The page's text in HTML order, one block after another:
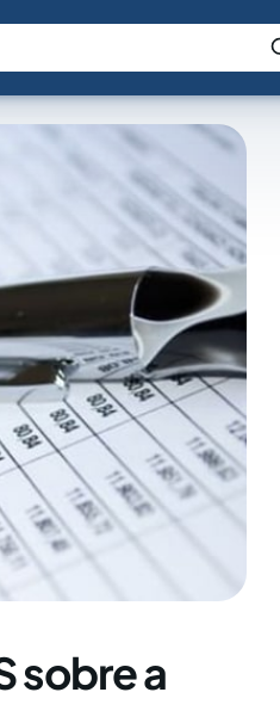
Fale com a IA Buscar no Jus
sobre a